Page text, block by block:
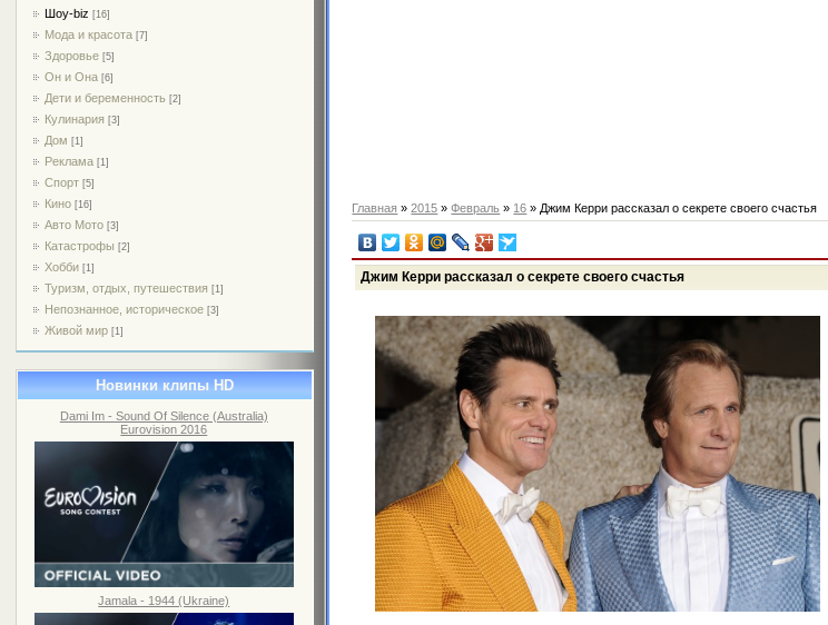
Шоу-biz [16]
Мода и красота [7]
Здоровье [5]
Он и Она [6]
Дети и беременность [2]
Кулинария [3]
Дом [1]
Реклама [1]
Спорт [5]
Кино [16]
Авто Мото [3]
Катастрофы [2]
Хобби [1]
Туризм, отдых, путешествия [1]
Непознанное, историческое [3]
Живой мир [1]
Новинки клипы HD
Dami Im - Sound Of Silence (Australia)
Eurovision 2016
Jamala - 1944 (Ukraine)
Главная »2015 » Февраль » 16 » Джим Керри рассказал о секрете своего счастья
Джим Керри рассказал о секрете своего счастья